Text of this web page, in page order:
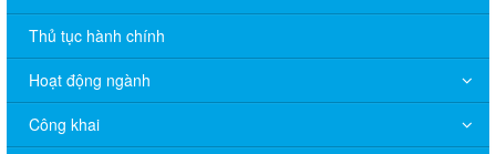
Thủ tục hành chính
Hoạt động ngành
Công khai